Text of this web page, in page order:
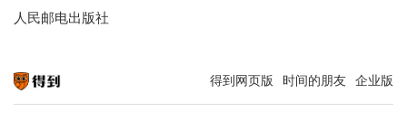
人民邮电出版社
得到网页版 时间的朋友 企业版